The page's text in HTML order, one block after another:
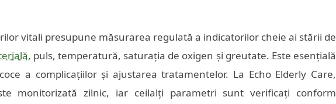
vitali presupune măsurarea regulată a indicatorilor cheie ai stării de
, puls, temperatură, saturația de oxigen și greutate. Este esențială
a complicațiilor și ajustarea tratamentelor. La Echo Elderly Care,
monitorizată zilnic, iar ceilalți parametri sunt verificați conform